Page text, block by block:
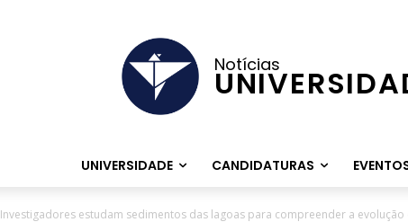
Notícias
UNIVERSIDADE CANDIDATURAS
Investigadores estudam sedimentos das lagoas para compreender a